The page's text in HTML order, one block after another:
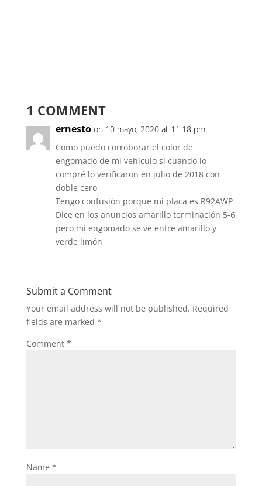
1 COMMENT
ernesto on 10 mayo, 2020 at 11:18 pm
Como puedo corroborar el color de
engomado de mi vehículo si cuando lo
compré lo verificaron en julio de 2018 con
doble cero
Tengo confusión porque mi placa es R92AWP
Dice en los anuncios amarillo terminación 5-6
pero mi engomado se ve entre amarillo y
verde limón
Submit a Comment
Your email address will not be published. Required
fields are marked *
Comment *
Name *